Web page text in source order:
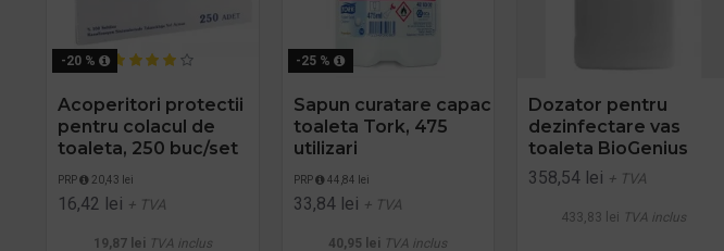
-20 %
Acoperitori protectii
pentru colacul de
toaleta, 250 buc/set
PRP 20,43 lei
16,42 lei + TVA
19,87 lei TVA inclus
-25 %
Sapun curatare capac
toaleta Tork, 475
utilizari
PRP 44,84 lei
33,84 lei + TVA
40,95 lei TVA inclus
Dozator pentru
dezinfectare vas
toaleta BioGenius
358,54 lei + TVA
433,83 lei TVA inclus